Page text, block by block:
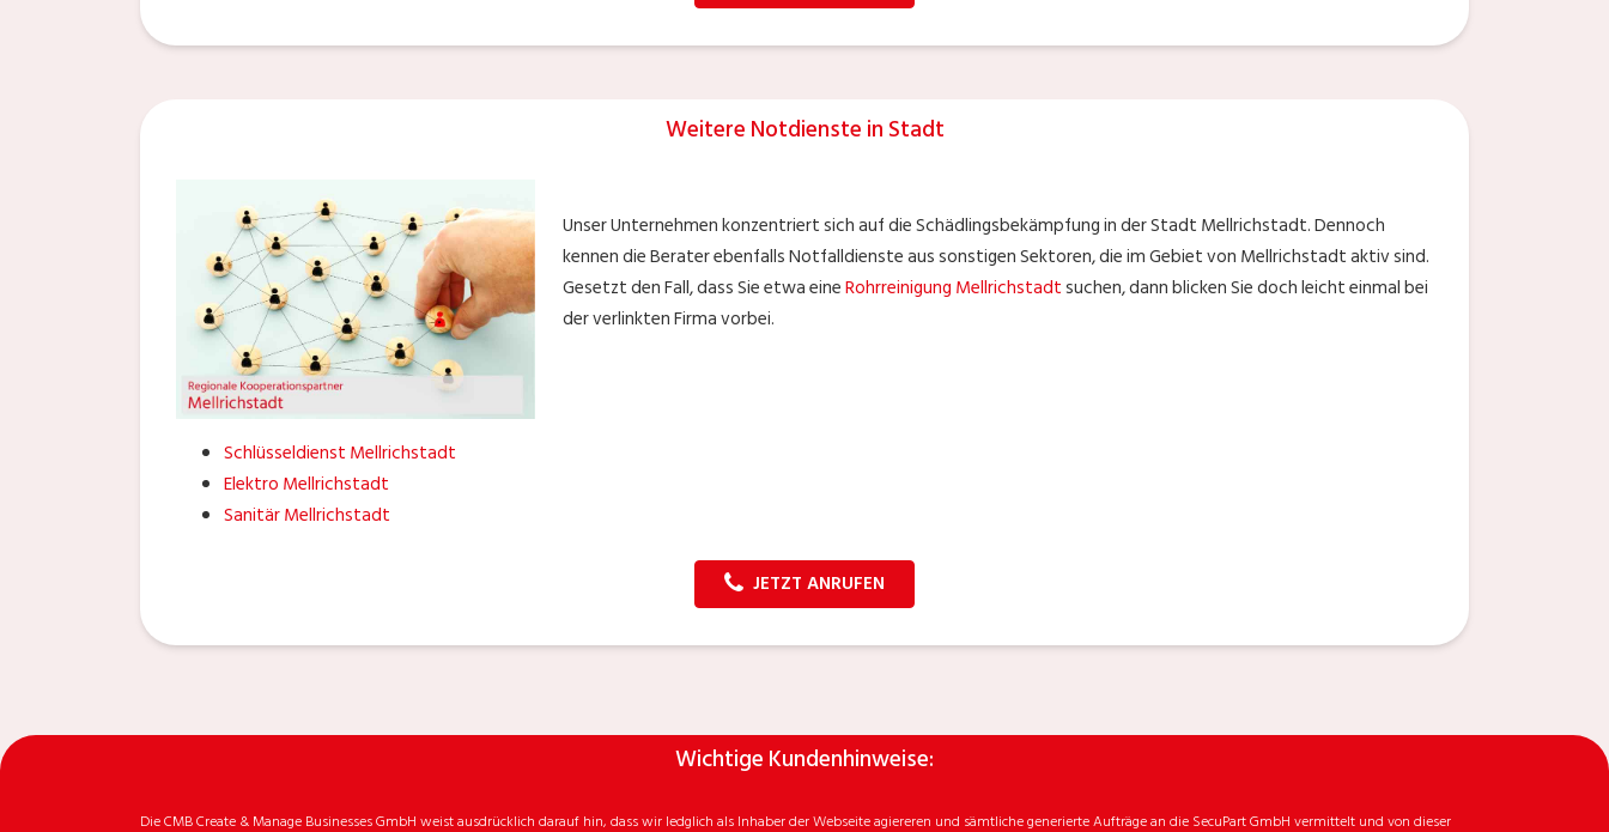
Weitere Notdienste in Stadt
Unser Unternehmen konzentriert sich auf die Schädlingsbekämpfung in der Stadt Mellrichstadt. Dennoch
kennen die Berater ebenfalls Notfalldienste aus sonstigen Sektoren, die im Gebiet von Mellrichstadt aktiv sind.
Gesetzt den Fall, dass Sie etwa eineRohrreinigung Mellrichstadtsuchen, dann blicken Sie doch leicht einmal bei
der verlinkten Firma vorbei.
Schlüsseldienst Mellrichstadt
Elektro Mellrichstadt
Sanitär Mellrichstadt
JETZT ANRUFEN
Wichtige Kundenhinweise:
Die CMB Create & Manage Businesses GmbH weist ausdrücklich darauf hin, dass wir ledglich als Inhaber der Webseite agiereren und sämtliche generierte Aufträge an die SecuPart GmbH vermittelt und von dieser